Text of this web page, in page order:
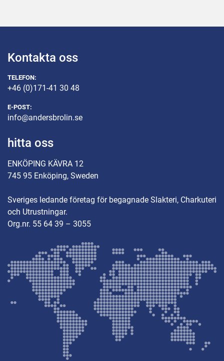
Kontakta oss
TELEFON:
+46 (0)171-41 30 48
E-POST:
info@andersbrolin.se
hitta oss
ENKÖPING KÄVRA 12
745 95 Enköping, Sweden
Sveriges ledande företag för begagnade Slakteri, Charkuteri
och Utrustningar.
Org.nr. 55 64 39 – 3055